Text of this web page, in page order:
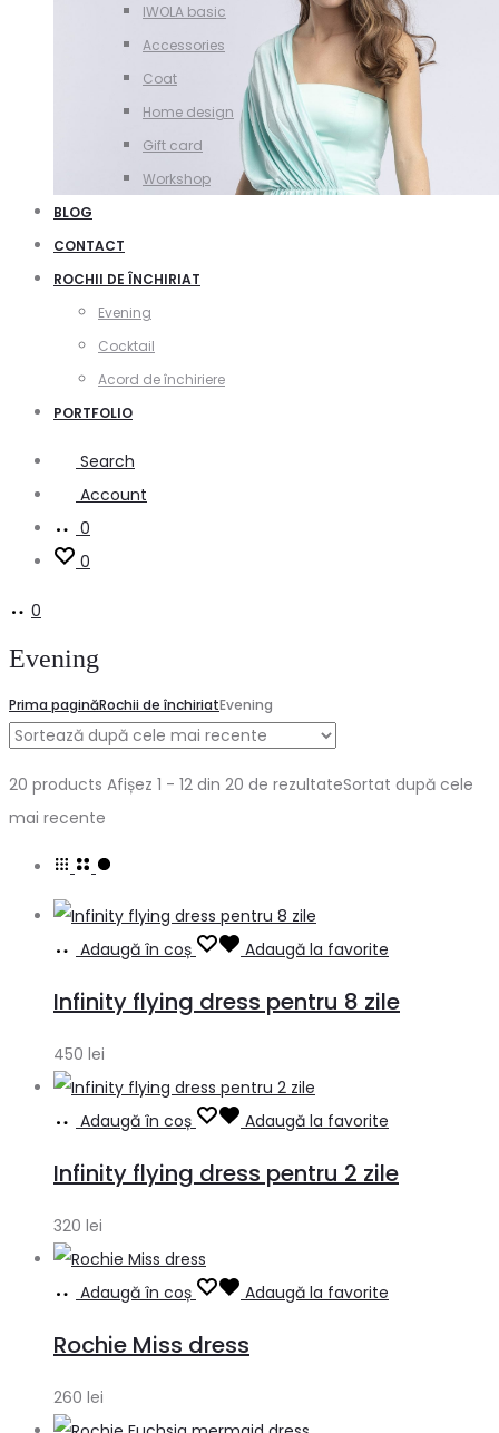
IWOLA basic
Accessories
Coat
Home design
Gift card
Workshop
BLOG
CONTACT
ROCHII DE ÎNCHIRIAT
Evening
Cocktail
Acord de închiriere
PORTFOLIO
Search
Account
0
0
0
Evening
Prima paginăRochii de închiriatEvening
20 products Afișez 1 - 12 din 20 de rezultateSortat după cele
mai recente
Adaugă în coș Adaugă la favorite
Infinity flying dress pentru 8 zile
450 lei
Adaugă în coș Adaugă la favorite
Infinity flying dress pentru 2 zile
320 lei
Adaugă în coș Adaugă la favorite
Rochie Miss dress
260 lei